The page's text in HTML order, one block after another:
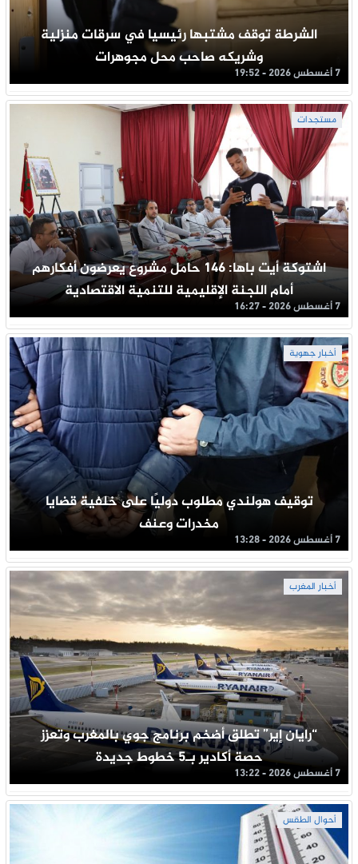
الشرطة توقف مشتبها رئيسيا في سرقات منزلية
وشريكه صاحب محل مجوهرات
7 أغسطس 2026 - 19:52
مستجدات
اشتوكة أيت باها: 146 حامل مشروع يعرضون أفكارهم
أمام اللجنة الإقليمية للتنمية الاقتصادية
7 أغسطس 2026 - 16:27
أخبار جهوية
توقيف هولندي مطلوب دوليًا على خلفية قضايا
مخدرات وعنف
7 أغسطس 2026 - 13:28
أخبار المغرب
“رايان إير” تطلق أضخم برنامج جوي بالمغرب وتعزز
حصة أكادير بـ5 خطوط جديدة
7 أغسطس 2026 - 13:22
أحوال الطقس